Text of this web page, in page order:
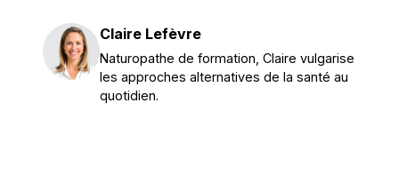
Claire Lefèvre
Naturopathe de formation, Claire vulgarise
les approches alternatives de la santé au
quotidien.